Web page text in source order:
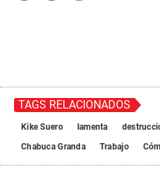
TAGS RELACIONADOS
Kike Suero lamenta
Chabuca Granda
Trabajo